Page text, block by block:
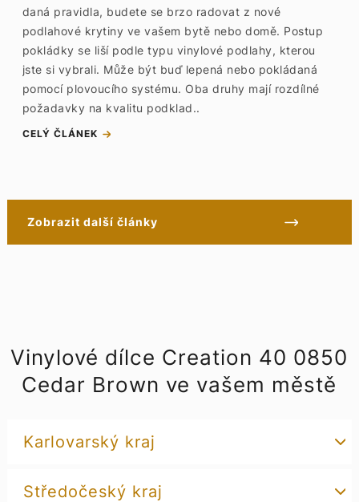
daná pravidla, budete se brzo radovat z nové
podlahové krytiny ve vašem bytě nebo domě. Postup
pokládky se liší podle typu vinylové podlahy, kterou
jste si vybrali. Může být buď lepená nebo pokládaná
pomocí plovoucího systému. Oba druhy mají rozdílné
požadavky na kvalitu podklad..
CELÝ ČLÁNEK
Zobrazit další články
Vinylové dílce Creation 40 0850
Cedar Brown ve vašem městě
Karlovarský kraj
Středočeský kraj